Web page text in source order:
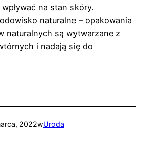
na stan skóry.
naturalne – opakowania
naturalnych są wytwarzane z
i nadają się do
2022wUroda